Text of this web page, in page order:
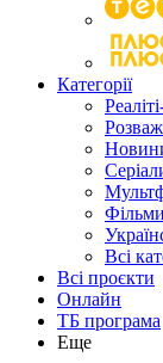
Категорії
Фільми
Всі
Всі проєкти
Онлайн
ТБ програма
Еще